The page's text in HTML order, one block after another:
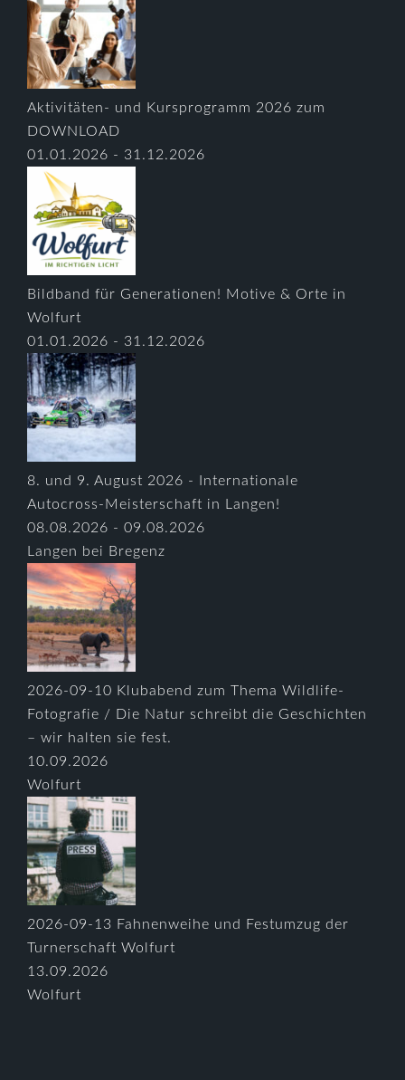
Aktivitäten- und Kursprogramm 2026 zum
DOWNLOAD
01.01.2026 - 31.12.2026
Bildband für Generationen! Motive & Orte in
Wolfurt
01.01.2026 - 31.12.2026
8. und 9. August 2026 - Internationale
Autocross-Meisterschaft in Langen!
08.08.2026 - 09.08.2026
Langen bei Bregenz
2026-09-10 Klubabend zum Thema Wildlife-
Fotografie / Die Natur schreibt die Geschichten
– wir halten sie fest.
10.09.2026
Wolfurt
2026-09-13 Fahnenweihe und Festumzug der
Turnerschaft Wolfurt
13.09.2026
Wolfurt